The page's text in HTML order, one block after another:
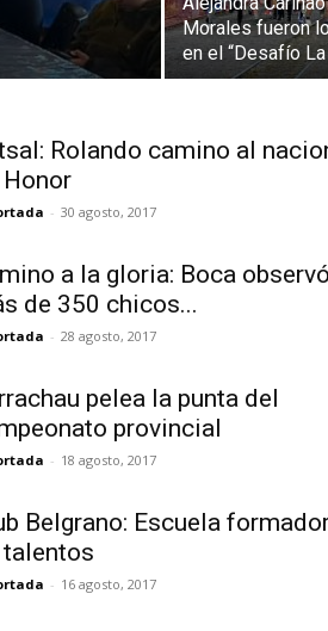
Morales fueron
en el “Desafío
Rolando camino al
- 30 agosto, 2017
a la gloria: Boca
de 350 chicos...
- 28 agosto, 2017
pelea la punta del
provincial
- 18 agosto, 2017
Belgrano: Escuela
talentos
- 16 agosto, 2017